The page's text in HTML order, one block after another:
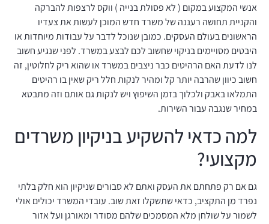
אנשי המקצוע במקום ( לא פסולת בנייה ) ווקס לרצפות להברקה
והקניית תחושה רעננה של משרד חדש המוכן לעשות את צעדיו
הראשונים בעולם העסקים. כמובן שנוכל לדבר על עבודות מיוחדות או
היבטים מסויימים בניקוי שחשוב לכם לבצע במשרד. לפני שנגיע חשוב
לנו לדעת האם הרהיטים כבר ניצבים במשרד או שהוא ריק לחלוטין, זה
חשוב כיוון שהרבה יותר קל ומהיר לנקות חלל ריק שאין בו רהיטים
התמלאו באבק ולכלוך בזמן השיפוץ ויש לנקות גם אותם וזה מתבטא
במחיר שנגבה עבור השירות.
למה כדאי להשקיע בניקיון משרדים
מקצועי?
גם אם רק פתחתם את העסק ואתם לא סבורים שניקיון הוא חלק בלתי
נפרד מן התקציב, כדאי שתשקלו זאת שוב. עובדי המשרד יכולים אולי
לשמור על שולחן מלא המסמכים שלהם מסודר ומאורגן ועל אזור